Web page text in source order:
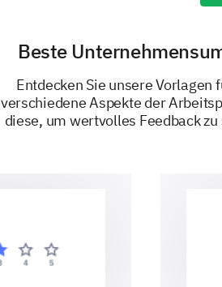
Beste
Entdecken Sie unsere
verschiedene Aspekte der
diese, um wertvolles Feedback